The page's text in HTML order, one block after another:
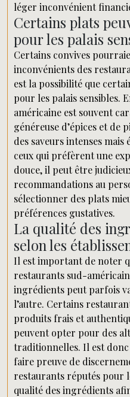
léger inconvénient
Certains plats
pour les palais
Certains convives
inconvénients des
est la possibilité que
pour les palais sensibles.
américaine est souvent
généreuse d’épices et
des saveurs intenses
ceux qui préfèrent une
douce, il peut être
recommandations au
sélectionner des plats
préférences gustatives.
La qualité des
selon les
Il est important de noter
restaurants sud-
ingrédients peut parfois
l’autre. Certains
produits frais et
peuvent opter pour des
traditionnelles. Il est
faire preuve de
restaurants réputés pour
qualité des ingrédients